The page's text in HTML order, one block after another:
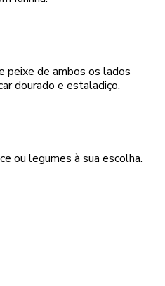
peixe de ambos os lados
dourado e estaladiço.
ou legumes à sua escolha.